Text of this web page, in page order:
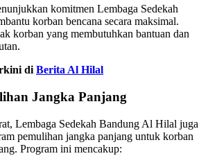
komitmen Lembaga Sedekah
korban bencana secara maksimal.
korban yang membutuhkan bantuan dan
di Berita Al Hilal
Jangka Panjang
Lembaga Sedekah Bandung Al Hilal juga
pemulihan jangka panjang untuk korban
Program ini mencakup: